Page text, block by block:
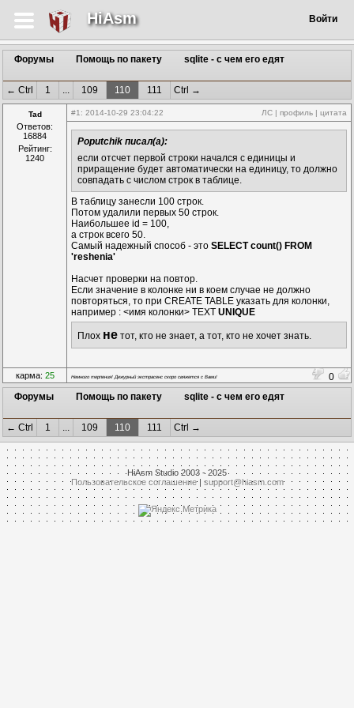
HiAsm Войти
Форумы Помощь по пакету sqlite - с чем его едят
← Ctrl 1 ... 109 110 111 Ctrl →
Tad
Ответов:
16884
Рейтинг:
1240
#1 : 2014-10-29 23:04:22 ЛС | профиль | цитата
Poputchik писал(а):
если отсчет первой строки начался с единицы и
приращение будет автоматически на единицу, то должно
совпадать с числом строк в таблице.
В таблицу занесли 100 строк.
Потом удалили первых 50 строк.
Наибольшее id = 100,
а строк всего 50.
Самый надежный способ - это SELECT count() FROM
'reshenia'
Насчет проверки на повтор.
Если значение в колонке ни в коем случае не должно
повторяться, то при CREATE TABLE указать для колонки,
например : <имя колонки> TEXT UNIQUE
Плох не тот, кто не знает, а тот, кто не хочет знать.
карма: 25 Немного терпения! Дежурный экстрасенс скоро свяжется с Вами!
0
Форумы
Помощь по пакету sqlite - с чем его едят
← Ctrl 1 ... 109 110 111 Ctrl →
HiAsm Studio 2003 - 2025
Пользовательское соглашение| support@hiasm.com